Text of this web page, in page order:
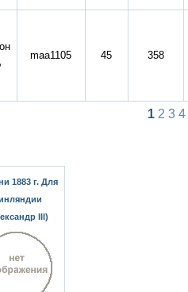
maa1105 45 358
1 2 3 4
1883 г. Для
III)